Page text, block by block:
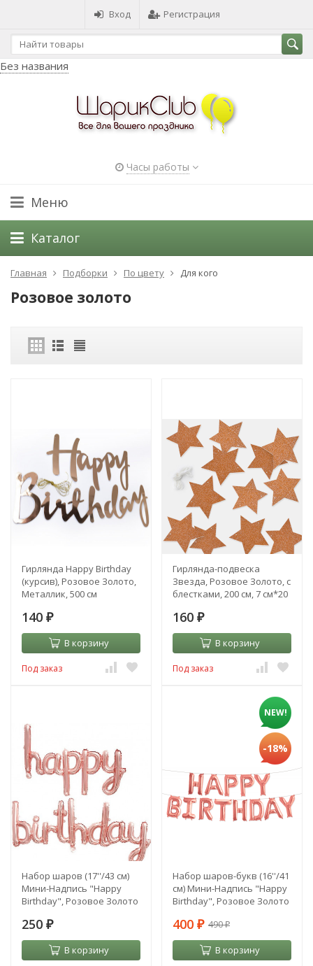
Вход Регистрация
Без названия
Часы работы
Меню
Каталог
Главная Подборки По цвету Для кого
Розовое золото
Гирлянда Happy Birthday
(курсив), Розовое Золото,
Металлик, 500 см
140 ₽
В корзину
Под заказ
Гирлянда-подвеска
Звезда, Розовое Золото, с
блестками, 200 см, 7 см*20
160 ₽
В корзину
Под заказ
Набор шаров (17''/43 см)
Мини-Надпись "Happy
Birthday", Розовое Золото
250 ₽
В корзину
NEW!
-18%
Набор шаров-букв (16''/41
см) Мини-Надпись "Happy
Birthday", Розовое Золото
400 ₽ 490₽
В корзину